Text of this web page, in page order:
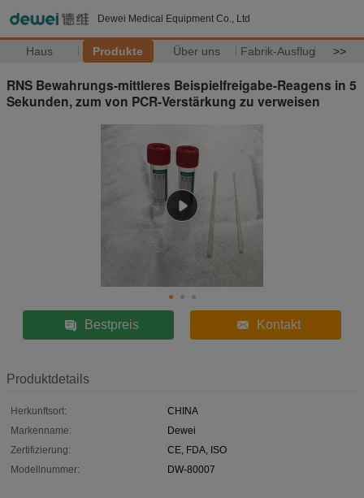
Dewei Medical Equipment Co., Ltd
Haus Produkte Über uns Fabrik-Ausflug >>
RNS Bewahrungs-mittleres Beispielfreigabe-Reagens in 5
Sekunden, zum von PCR-Verstärkung zu verweisen
Bestpreis Kontakt
Produktdetails
Herkunftsort:
CHINA
Markenname:
Dewei
Zertifizierung:
CE, FDA, ISO
Modellnummer:
DW-80007